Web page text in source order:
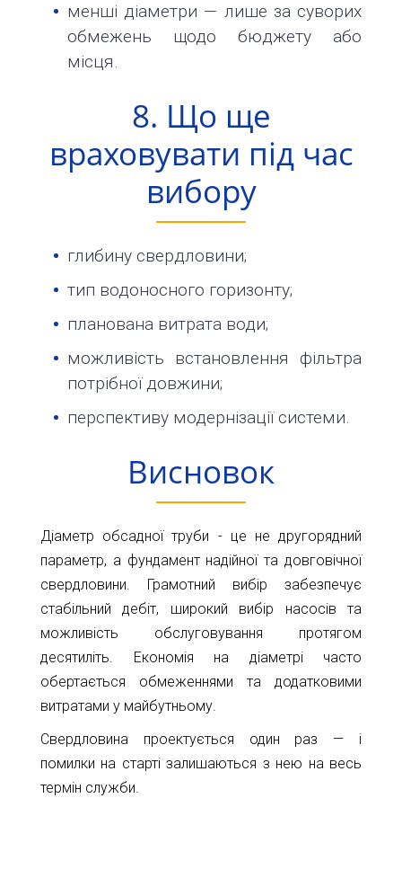
менші діаметри — лише за суворих
обмежень щодо бюджету або
місця.
8. Що ще
враховувати під час
вибору
глибину свердловини;
тип водоносного горизонту;
планована витрата води;
можливість встановлення фільтра
потрібної довжини;
перспективу модернізації системи.
Висновок
Діаметр обсадної труби - це не другорядний
параметр, а фундамент надійної та довговічної
свердловини. Грамотний вибір забезпечує
стабільний дебіт, широкий вибір насосів та
можливість обслуговування протягом
десятиліть. Економія на діаметрі часто
обертається обмеженнями та додатковими
витратами у майбутньому.
Свердловина проектується один раз — і
помилки на старті залишаються з нею на весь
термін служби.